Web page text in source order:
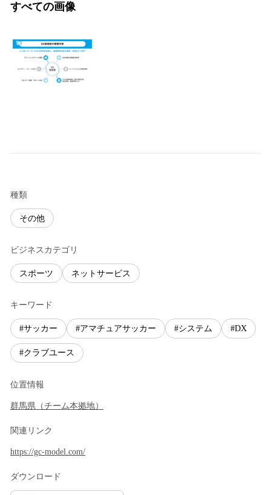
すべての画像
種類
その他
ビジネスカテゴリ
スポーツ ネットサービス
キーワード
#サッカー #アマチュアサッカー #システム #DX
#クラブユース
位置情報
群馬県 （チーム本拠地）
関連リンク
https://gc-model.com/
ダウンロード